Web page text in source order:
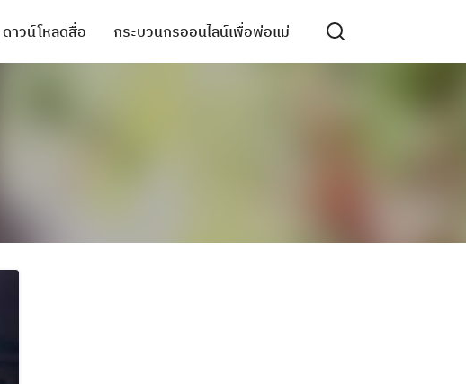
ดาวน์โหลดสื่อ กระบวนกรออนไลน์เพื่อพ่อแม่